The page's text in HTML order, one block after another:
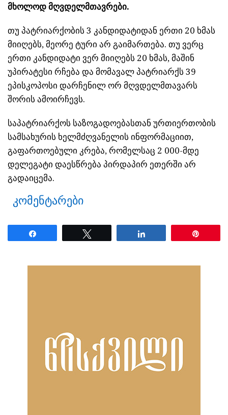
მხოლოდ მღვდელმთავრები.
თუ პატრიარქობის 3 კანდიდატიდან ერთი 20 ხმას
მიიღებს, მეორე ტური არ გაიმართება. თუ ვერც
ერთი კანდიდატი ვერ მიიღებს 20 ხმას, მაშინ
უპირატესი რჩება და მომავალ პატრიარქს 39
ეპისკოპოსი დარჩენილ ორ მღვდელმთავარს
შორის ამოირჩევს.
საპატრიარქოს საზოგადოებასთან ურთიერთობის
სამსახურის ხელმძღვანელის ინფორმაციით,
გაფართოებული კრება, რომელსაც 2 000-მდე
დელეგატი დაესწრება პირდაპირ ეთერში არ
გადაიცემა.
კომენტარები